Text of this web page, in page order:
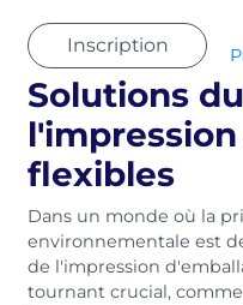
Inscription
Solutions
flexibles
Dans un monde où la
environnementale est
de l'impression
tournant crucial,